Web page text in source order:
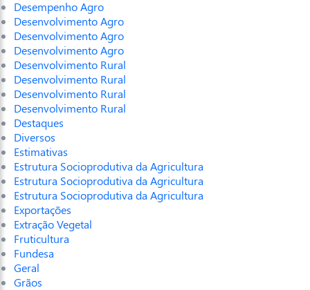
Desempenho Agro
Desenvolvimento Agro
Desenvolvimento Agro
Desenvolvimento Agro
Desenvolvimento Rural
Desenvolvimento Rural
Desenvolvimento Rural
Desenvolvimento Rural
Destaques
Diversos
Estimativas
Estrutura Socioprodutiva da Agricultura
Estrutura Socioprodutiva da Agricultura
Estrutura Socioprodutiva da Agricultura
Exportações
Extração Vegetal
Fruticultura
Fundesa
Geral
Grãos